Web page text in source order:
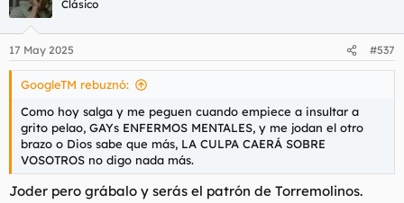
i
e
s
Clásico
17 May 2025 #537
GoogleTM rebuznó:
Como hoy salga y me peguen cuando empiece a insultar a
grito pelao, GAYs ENFERMOS MENTALES, y me jodan el otro
brazo o Dios sabe que más, LA CULPA CAERÁ SOBRE
VOSOTROS no digo nada más.
Joder pero grábalo y serás el patrón de Torremolinos.